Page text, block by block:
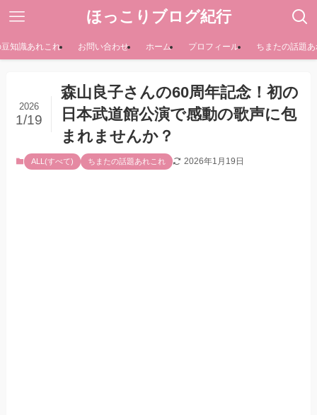
ほっこりブログ紀行
知識あれこれ お問い合わせ ホーム プロフィール ちまたの話題
森山良子さんの60周年記念！初の
日本武道館公演で感動の歌声に包
まれませんか？
2026
1/19
ALL(すべて) ちまたの話題あれこれ 2026年1月19日